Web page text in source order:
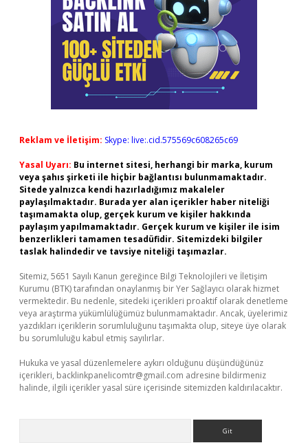
Reklam ve İletişim: Skype: live:.cid.575569c608265c69
Yasal Uyarı: Bu internet sitesi, herhangi bir marka, kurum
veya şahıs şirketi ile hiçbir bağlantısı bulunmamaktadır.
Sitede yalnızca kendi hazırladığımız makaleler
paylaşılmaktadır. Burada yer alan içerikler haber niteliği
taşımamakta olup, gerçek kurum ve kişiler hakkında
paylaşım yapılmamaktadır. Gerçek kurum ve kişiler ile isim
benzerlikleri tamamen tesadüfidir. Sitemizdeki bilgiler
taslak halindedir ve tavsiye niteliği taşımazlar.
Sitemiz, 5651 Sayılı Kanun gereğince Bilgi Teknolojileri ve İletişim
Kurumu (BTK) tarafından onaylanmış bir Yer Sağlayıcı olarak hizmet
vermektedir. Bu nedenle, sitedeki içerikleri proaktif olarak denetleme
veya araştırma yükümlülüğümüz bulunmamaktadır. Ancak, üyelerimiz
yazdıkları içeriklerin sorumluluğunu taşımakta olup, siteye üye olarak
bu sorumluluğu kabul etmiş sayılırlar.
Hukuka ve yasal düzenlemelere aykırı olduğunu düşündüğünüz
içerikleri, backlinkpanelicomtr@gmail.com adresine bildirmeniz
halinde, ilgili içerikler yasal süre içerisinde sitemizden kaldırılacaktır.